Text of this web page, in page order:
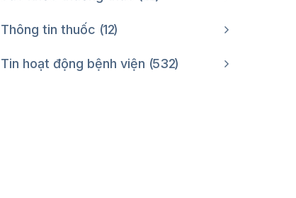
Thông tin thuốc 12
Tin hoạt động bệnh viện 532